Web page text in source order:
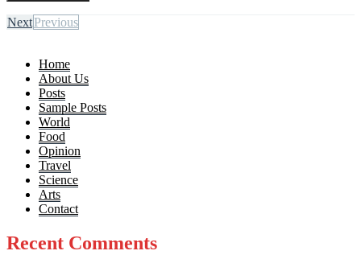
NextPrevious
Home
About Us
Posts
Sample Posts
World
Food
Opinion
Travel
Science
Arts
Contact
Recent Comments